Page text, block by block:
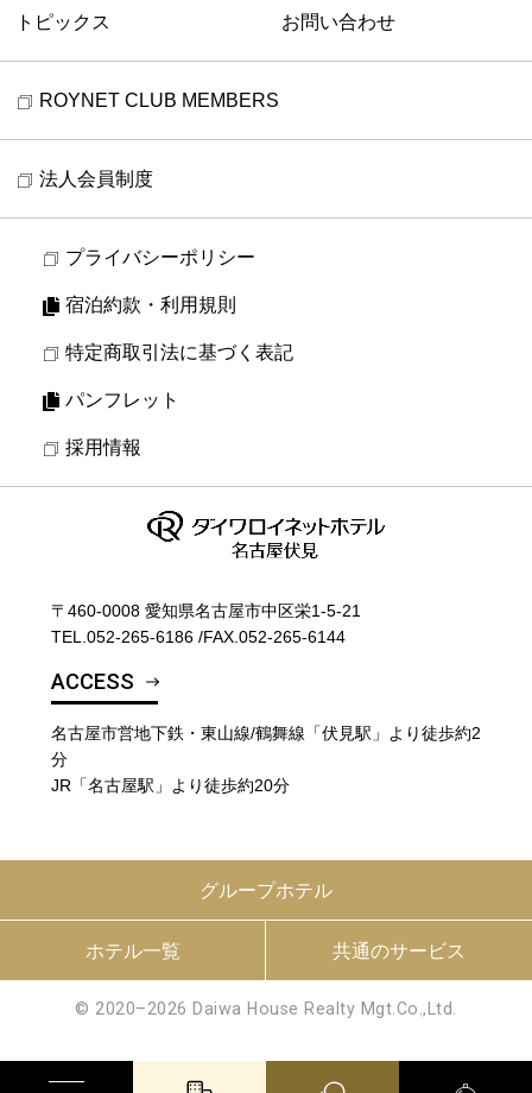
トピックス お問い合わせ
ROYNET CLUB MEMBERS
法人会員制度
プライバシーポリシー
宿泊約款・利用規則
特定商取引法に基づく表記
パンフレット
採用情報
〒460-0008 愛知県名古屋市中区栄1-5-21
TEL. 052-265-6186 /FAX.052-265-6144
ACCESS
名古屋市営地下鉄・東山線/鶴舞線「伏見駅」より徒歩約2
分
JR「名古屋駅」より徒歩約20分
グループホテル
ホテル一覧 共通のサービス
© 2020–2026 Daiwa House Realty Mgt.Co.,Ltd.